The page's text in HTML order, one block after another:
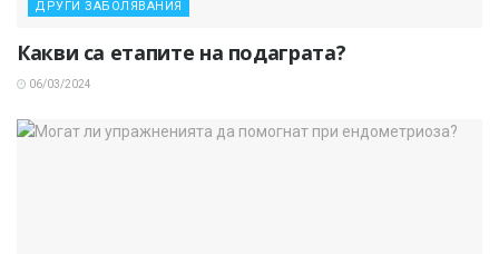
ДРУГИ ЗАБОЛЯВАНИЯ
Какви са етапите на подаграта?
06/03/2024